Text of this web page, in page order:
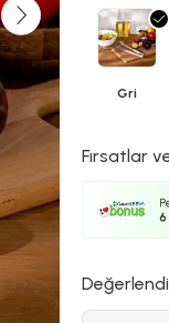
Gri
Fırsatlar